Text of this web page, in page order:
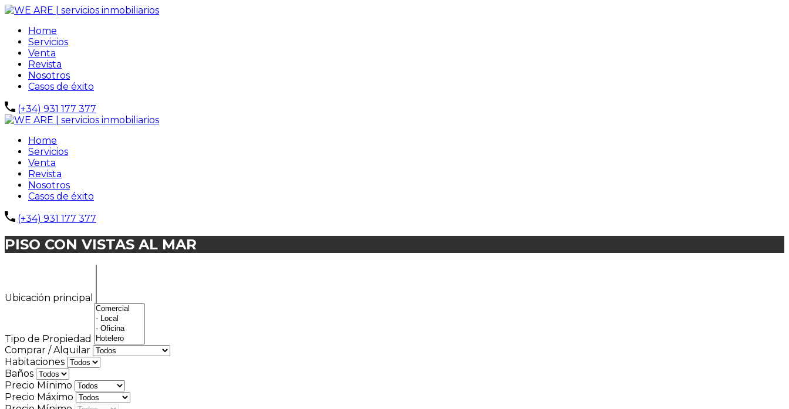
Home
Servicios
Venta
Revista
Nosotros
Casos de éxito
(+34) 931 177 377
Home
Servicios
Venta
Revista
Nosotros
Casos de éxito
(+34) 931 177 377
PISO CON VISTAS AL MAR
Ubicación principal
Tipo de Propiedad
Comprar / Alquilar
Habitaciones
Baños
Precio Mínimo
Precio Máximo